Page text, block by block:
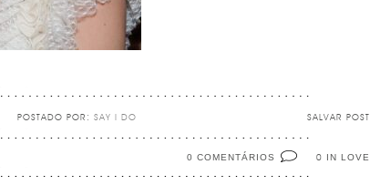
SALVAR POST
POSTADO POR: SAY I DO
0 IN LOVE
0 COMENTÁRIOS